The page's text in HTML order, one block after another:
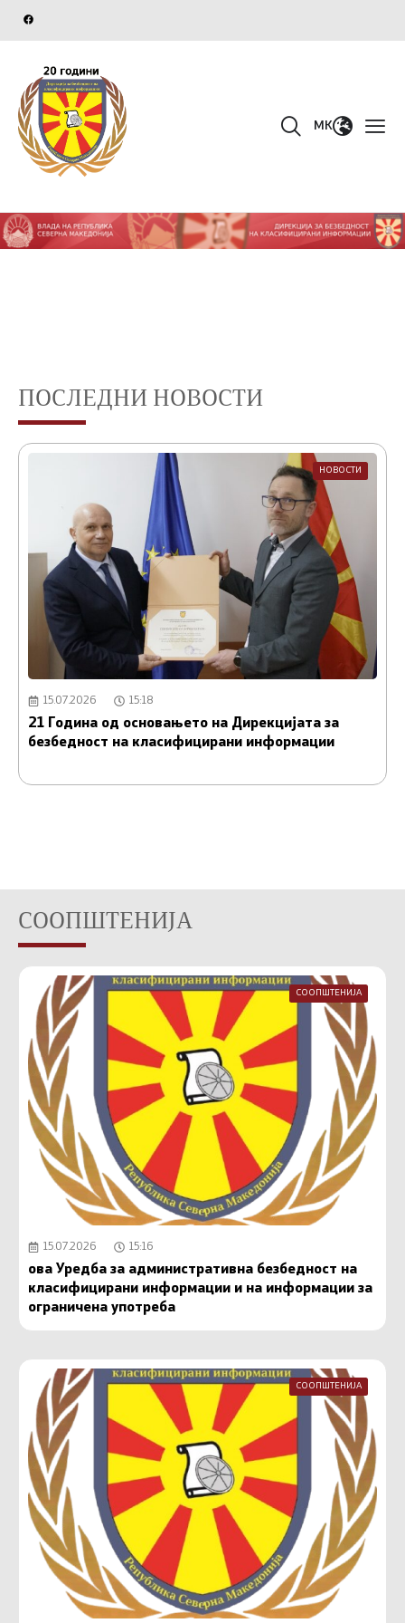
MK
ПОСЛЕДНИ НОВОСТИ
НОВОСТИ
15.07.2026 15:18
21 Година од основањето на Дирекцијата за
безбедност на класифицирани информации
СООПШТЕНИЈА
СООПШТЕНИЈА
15.07.2026 15:16
ова Уредба за административна безбедност на
класифицирани информации и на информации за
ограничена употреба
СООПШТЕНИЈА